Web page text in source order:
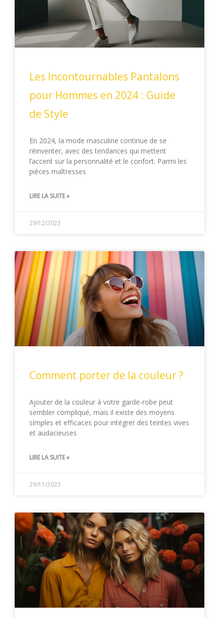
Les Incontournables Pantalons
pour Hommes en 2024 : Guide
de Style
En 2024, la mode masculine continue de se
réinventer, avec des tendances qui mettent
l’accent sur la personnalité et le confort. Parmi les
pièces maîtresses
LIRE LA SUITE »
29/12/2023
Comment porter de la couleur ?
Ajouter de la couleur à votre garde-robe peut
sembler compliqué, mais il existe des moyens
simples et efficaces pour intégrer des teintes vives
et audacieuses
LIRE LA SUITE »
29/11/2023